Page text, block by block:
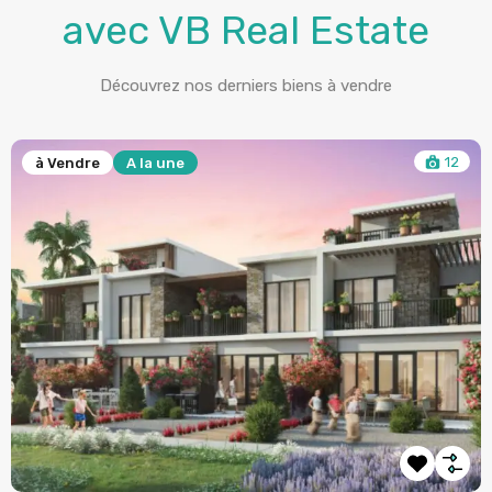
avec VB Real Estate
Découvrez nos derniers biens à vendre
à Vendre 6